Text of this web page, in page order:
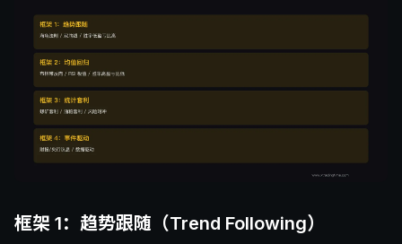
框架 1：趋势跟随（Trend Following）